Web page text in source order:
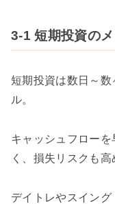
3-1 短期投資の
短期投資は数日～数
ル。
キャッシュフロー
く、損失リスクも高
デイトレやスイン